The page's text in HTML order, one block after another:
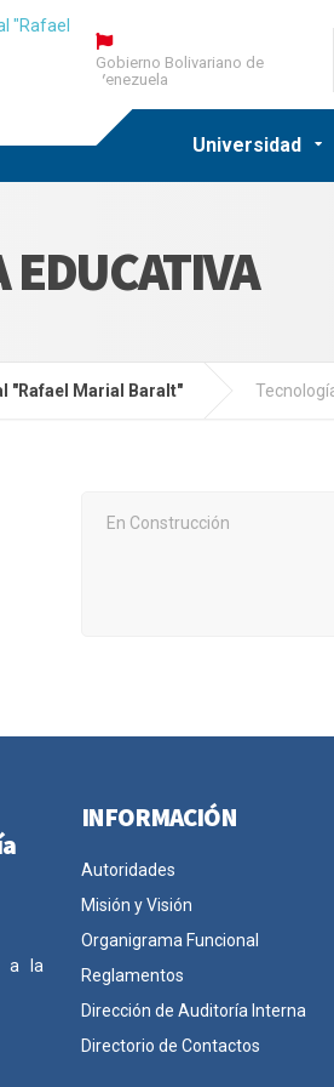
Universidad
Gobierno Bolivariano de
Venezuela
"Rafael Marial Baralt"
En Construcción
a la
INFORMACIÓN
Autoridades
Misión y Visión
Organigrama Funcional
Reglamentos
Dirección de Auditoría Interna
Directorio de Contactos